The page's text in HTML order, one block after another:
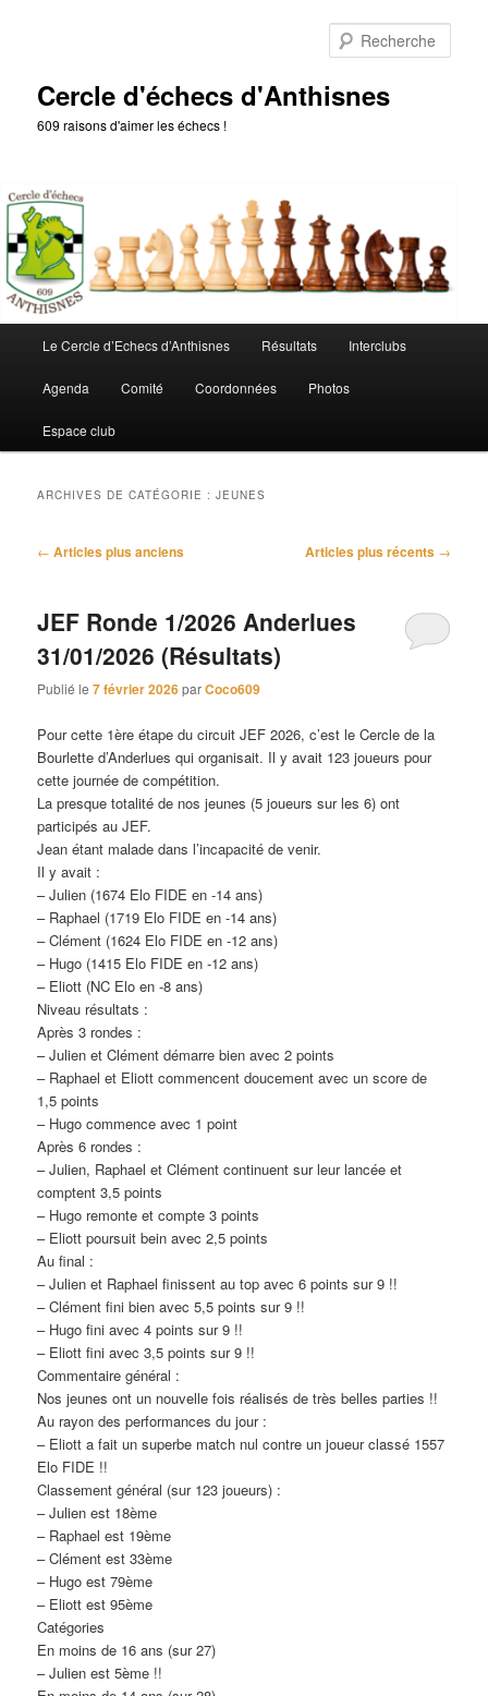
Cercle d'échecs d'Anthisnes
609 raisons d'aimer les échecs !
principal
Le Cercle d’Echecs d’Anthisnes Résultats Interclubs
Agenda Comité Coordonnées Photos
Espace club
ARCHIVES DE CATÉGORIE :JEUNES
Navigation
← Articles plus anciens Articles plus récents →
JEF Ronde 1/2026 Anderlues
31/01/2026 (Résultats)
Publié le7 février 2026parCoco609
Pour cette 1ère étape du circuit JEF 2026, c’est le Cercle de la
Bourlette d’Anderlues qui organisait. Il y avait 123 joueurs pour
cette journée de compétition.
La presque totalité de nos jeunes (5 joueurs sur les 6) ont
participés au JEF.
Jean étant malade dans l’incapacité de venir.
Il y avait :
– Julien (1674 Elo FIDE en -14 ans)
– Raphael (1719 Elo FIDE en -14 ans)
– Clément (1624 Elo FIDE en -12 ans)
– Hugo (1415 Elo FIDE en -12 ans)
– Eliott (NC Elo en -8 ans)
Niveau résultats :
Après 3 rondes :
– Julien et Clément démarre bien avec 2 points
– Raphael et Eliott commencent doucement avec un score de
1,5 points
– Hugo commence avec 1 point
Après 6 rondes :
– Julien, Raphael et Clément continuent sur leur lancée et
comptent 3,5 points
– Hugo remonte et compte 3 points
– Eliott poursuit bein avec 2,5 points
Au final :
– Julien et Raphael finissent au top avec 6 points sur 9 !!
– Clément fini bien avec 5,5 points sur 9 !!
– Hugo fini avec 4 points sur 9 !!
– Eliott fini avec 3,5 points sur 9 !!
Commentaire général :
Nos jeunes ont un nouvelle fois réalisés de très belles parties !!
Au rayon des performances du jour :
– Eliott a fait un superbe match nul contre un joueur classé 1557
Elo FIDE !!
Classement général (sur 123 joueurs) :
– Julien est 18ème
– Raphael est 19ème
– Clément est 33ème
– Hugo est 79ème
– Eliott est 95ème
Catégories
En moins de 16 ans (sur 27)
– Julien est 5ème !!